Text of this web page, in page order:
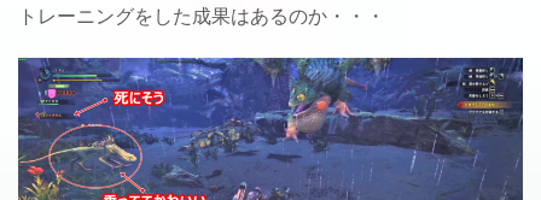
トレーニングをした成果はあるのか・・・